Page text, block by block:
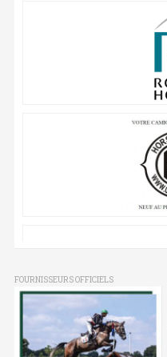
FOURNISSEURS OFFICIELS